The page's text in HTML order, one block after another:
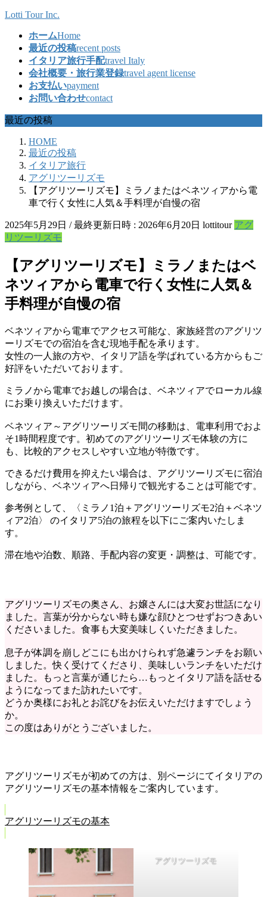
コ
ッ
プ
ナ
移
動
Lotti Tour Inc.
ホームHome
最近の投稿recent posts
イタリア旅行手配travel Italy
会社概要・旅行業登録travel agent license
お支払いpayment
お問い合わせcontact
最近の投稿
HOME
最近の投稿
イタリア旅行
アグリツーリズモ
【アグリツーリズモ】ミラノまたはベネツィアから電
車で行く女性に人気＆手料理が自慢の宿
2025年5月29日 / 最終更新日時 : 2026年6月20日 lottitour アグ
リツーリズモ
【アグリツーリズモ】ミラノまたはベ
ネツィアから電車で行く女性に人気＆
手料理が自慢の宿
ベネツィアから電車でアクセス可能な、家族経営のアグリツ
ーリズモでの宿泊を含む現地手配を承ります。
女性の一人旅の方や、イタリア語を学ばれている方からもご
好評をいただいております。
ミラノから電車でお越しの場合は、ベネツィアでローカル線
にお乗り換えいただけます。
ベネツィア～アグリツーリズモ間の移動は、電車利用でおよ
そ1時間程度です。初めてのアグリツーリズモ体験の方に
も、比較的アクセスしやすい立地が特徴です。
できるだけ費用を抑えたい場合は、アグリツーリズモに宿泊
しながら、ベネツィアへ日帰りで観光することは可能です。
参考例として、〈ミラノ1泊＋アグリツーリズモ2泊＋ベネツ
ィア2泊〉 のイタリア5泊の旅程を以下にご案内いたしま
す。
滞在地や泊数、順路、手配内容の変更・調整は、可能です。
アグリツーリズモの奥さん、お嬢さんには大変お世話になり
ました。言葉が分からない時も嫌な顔ひとつせずおつきあい
くださいました。食事も大変美味しくいただきました。
息子が体調を崩しどこにも出かけられず急遽ランチをお願い
しました。快く受けてくださり、美味しいランチをいただけ
ました。もっと言葉が通じたら…もっとイタリア語を話せる
ようになってまた訪れたいです。
どうか奥様にお礼とお詫びをお伝えいただけますでしょう
か。
この度はありがとうございました。
アグリツーリズモが初めての方は、別ページにてイタリアの
アグリツーリズモの基本情報をご案内しています。
アグリツーリズモの基本
アグリツーリズモ